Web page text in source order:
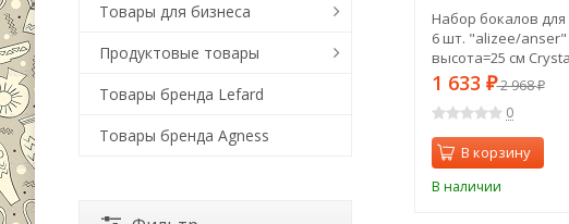
Набор бокалов для
6 шт. "alizee/anser"
высота=25 см
Bohemia (669-191)
1 633 ₽2 968₽
0
В корзину
В наличии
Товары для бизнеса
Продуктовые товары
Товары бренда Lefard
Товары бренда Agness